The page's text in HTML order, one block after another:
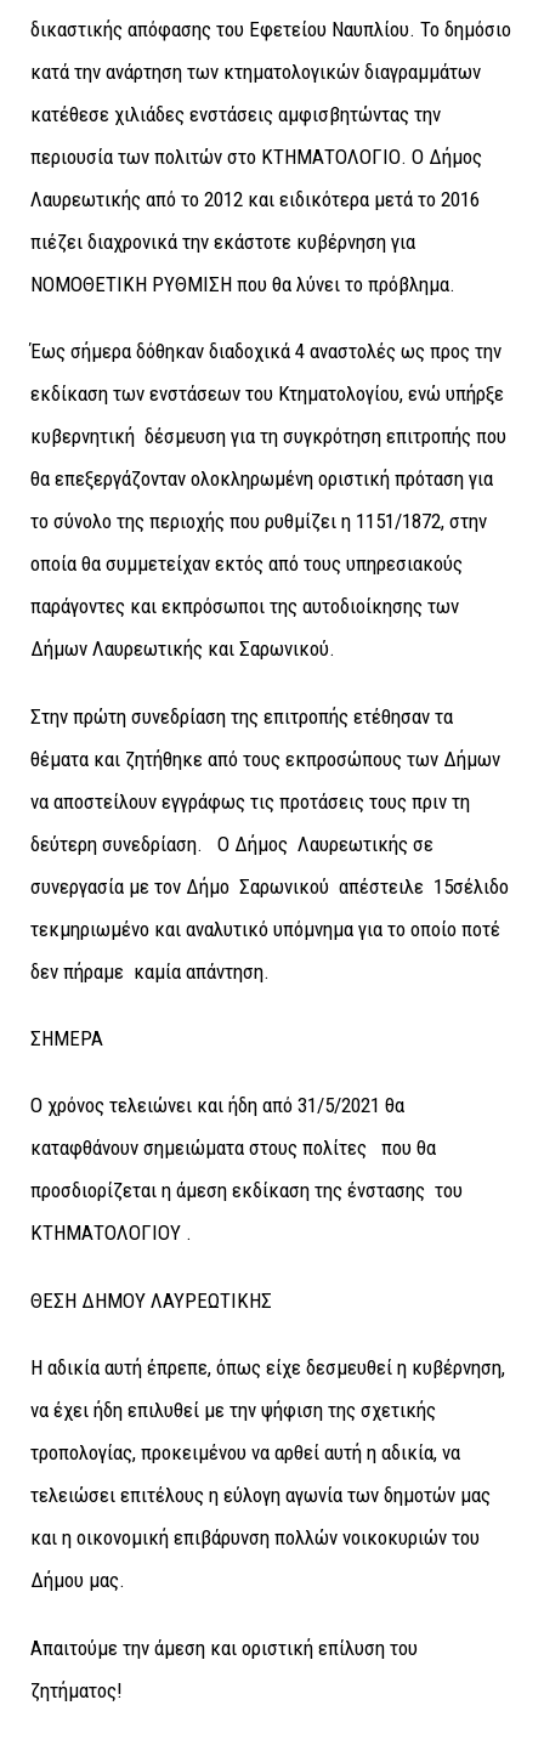
δικαστικής απόφασης του Εφετείου Ναυπλίου. Το δημόσιο
κατά την ανάρτηση των κτηματολογικών διαγραμμάτων
κατέθεσε χιλιάδες ενστάσεις αμφισβητώντας την
περιουσία των πολιτών στο ΚΤΗΜΑΤΟΛΟΓΙΟ. Ο Δήμος
Λαυρεωτικής από το 2012 και ειδικότερα μετά το 2016
πιέζει διαχρονικά την εκάστοτε κυβέρνηση για
ΝΟΜΟΘΕΤΙΚΗ ΡΥΘΜΙΣΗ που θα λύνει το πρόβλημα.
Έως σήμερα δόθηκαν διαδοχικά 4 αναστολές ως προς την
εκδίκαση των ενστάσεων του Κτηματολογίου, ενώ υπήρξε
κυβερνητική δέσμευση για τη συγκρότηση επιτροπής που
θα επεξεργάζονταν ολοκληρωμένη οριστική πρόταση για
το σύνολο της περιοχής που ρυθμίζει η 1151/1872, στην
οποία θα συμμετείχαν εκτός από τους υπηρεσιακούς
παράγοντες και εκπρόσωποι της αυτοδιοίκησης των
Δήμων Λαυρεωτικής και Σαρωνικού.
Στην πρώτη συνεδρίαση της επιτροπής ετέθησαν τα
θέματα και ζητήθηκε από τους εκπροσώπους των Δήμων
να αποστείλουν εγγράφως τις προτάσεις τους πριν τη
δεύτερη συνεδρίαση. Ο Δήμος Λαυρεωτικής σε
συνεργασία με τον Δήμο Σαρωνικού απέστειλε 15σέλιδο
τεκμηριωμένο και αναλυτικό υπόμνημα για το οποίο ποτέ
δεν πήραμε καμία απάντηση.
ΣΗΜΕΡΑ
Ο χρόνος τελειώνει και ήδη από 31/5/2021 θα
καταφθάνουν σημειώματα στους πολίτες που θα
προσδιορίζεται η άμεση εκδίκαση της ένστασης του
ΚΤΗΜΑΤΟΛΟΓΙΟΥ .
ΘΕΣΗ ΔΗΜΟΥ ΛΑΥΡΕΩΤΙΚΗΣ
Η αδικία αυτή έπρεπε, όπως είχε δεσμευθεί η κυβέρνηση,
να έχει ήδη επιλυθεί με την ψήφιση της σχετικής
τροπολογίας, προκειμένου να αρθεί αυτή η αδικία, να
τελειώσει επιτέλους η εύλογη αγωνία των δημοτών μας
και η οικονομική επιβάρυνση πολλών νοικοκυριών του
Δήμου μας.
Απαιτούμε την άμεση και οριστική επίλυση του
ζητήματος!